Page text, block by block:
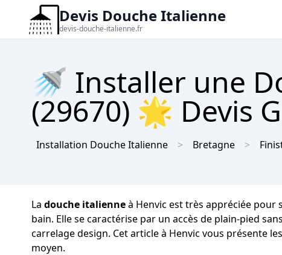
Devis Douche Italienne
devis-douche-italienne.fr
🚿 Installer une
(29670) 🌟 Devis
Installation Douche Italienne Bretagne
La douche italienneà Henvic est très appréciée
bain. Elle se caractérise par un accès de plain-pied
carrelage design. Cet article à Henvic vous présente
moyen.